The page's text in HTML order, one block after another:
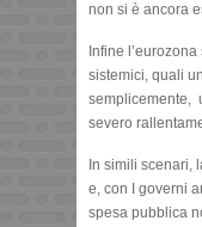
non si è ancora
Infine
sistemici, quali
semplicemente,
severo
In simili scenari,
e, con I governi
spesa pubblica